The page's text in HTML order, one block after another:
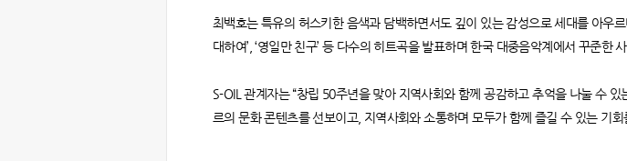
최백호는 특유의 허스키한 음색과 담백하면서도 깊이 있는 감성으로 세대를 아우
대하여’, ‘영일만 친구’ 등 다수의 히트곡을 발표하며 한국 대중음악계에서 꾸준한
S-OIL 관계자는 “창립 50주년을 맞아 지역사회와 함께 공감하고 추억을 나눌 수
르의 문화 콘텐츠를 선보이고, 지역사회와 소통하며 모두가 함께 즐길 수 있는 기